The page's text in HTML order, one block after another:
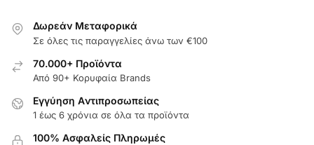
Δωρεάν Μεταφορικά
Σε όλες τις παραγγελίες άνω των €100
70.000+ Προϊόντα
Από 90+ Κορυφαία Brands
Εγγύηση Aντιπροσωπείας
1 έως 6 χρόνια σε όλα τα προϊόντα
100% Ασφαλείς Πληρωμές